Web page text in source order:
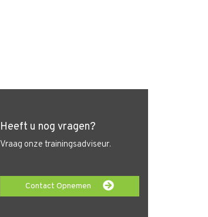
Heeft u nog vragen?
Vraag onze trainingsadviseur.
Contact Opnemen